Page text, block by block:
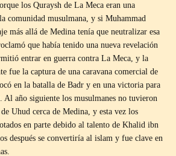
los Quraysh de La Meca eran una
comunidad musulmana, y si Muhammad
más allá de Medina tenía que neutralizar esa
que había tenido una nueva revelación
entrar en guerra contra La Meca, y la
fue la captura de una caravana comercial de
en la batalla de Badr y en una victoria para
Al año siguiente los musulmanes no tuvieron
Uhud cerca de Medina, y esta vez los
en parte debido al talento de Khalid ibn
después se convertiría al islam y fue clave en